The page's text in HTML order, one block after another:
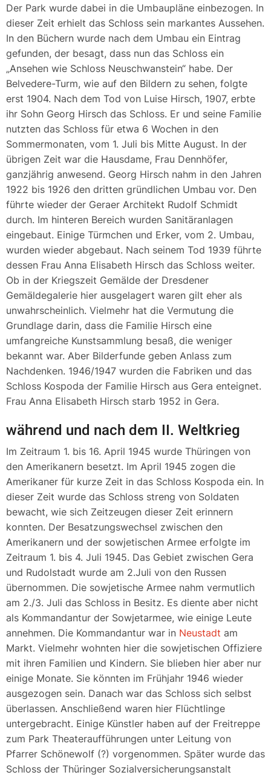
Der Park wurde dabei in die Umbaupläne einbezogen. In
dieser Zeit erhielt das Schloss sein markantes Aussehen.
In den Büchern wurde nach dem Umbau ein Eintrag
gefunden, der besagt, dass nun das Schloss ein
„Ansehen wie Schloss Neuschwanstein“ habe. Der
Belvedere-Turm, wie auf den Bildern zu sehen, folgte
erst 1904. Nach dem Tod von Luise Hirsch, 1907, erbte
ihr Sohn Georg Hirsch das Schloss. Er und seine Familie
nutzten das Schloss für etwa 6 Wochen in den
Sommermonaten, vom 1. Juli bis Mitte August. In der
übrigen Zeit war die Hausdame, Frau Dennhöfer,
ganzjährig anwesend. Georg Hirsch nahm in den Jahren
1922 bis 1926 den dritten gründlichen Umbau vor. Den
führte wieder der Geraer Architekt Rudolf Schmidt
durch. Im hinteren Bereich wurden Sanitäranlagen
eingebaut. Einige Türmchen und Erker, vom 2. Umbau,
wurden wieder abgebaut. Nach seinem Tod 1939 führte
dessen Frau Anna Elisabeth Hirsch das Schloss weiter.
Ob in der Kriegszeit Gemälde der Dresdener
Gemäldegalerie hier ausgelagert waren gilt eher als
unwahrscheinlich. Vielmehr hat die Vermutung die
Grundlage darin, dass die Familie Hirsch eine
umfangreiche Kunstsammlung besaß, die weniger
bekannt war. Aber Bilderfunde geben Anlass zum
Nachdenken. 1946/1947 wurden die Fabriken und das
Schloss Kospoda der Familie Hirsch aus Gera enteignet.
Frau Anna Elisabeth Hirsch starb 1952 in Gera.
während und nach dem II. Weltkrieg
Im Zeitraum 1. bis 16. April 1945 wurde Thüringen von
den Amerikanern besetzt. Im April 1945 zogen die
Amerikaner für kurze Zeit in das Schloss Kospoda ein. In
dieser Zeit wurde das Schloss streng von Soldaten
bewacht, wie sich Zeitzeugen dieser Zeit erinnern
konnten. Der Besatzungswechsel zwischen den
Amerikanern und der sowjetischen Armee erfolgte im
Zeitraum 1. bis 4. Juli 1945. Das Gebiet zwischen Gera
und Rudolstadt wurde am 2.Juli von den Russen
übernommen. Die sowjetische Armee nahm vermutlich
am 2./3. Juli das Schloss in Besitz. Es diente aber nicht
als Kommandantur der Sowjetarmee, wie einige Leute
annehmen. Die Kommandantur war in Neustadt am
Markt. Vielmehr wohnten hier die sowjetischen Offiziere
mit ihren Familien und Kindern. Sie blieben hier aber nur
einige Monate. Sie könnten im Frühjahr 1946 wieder
ausgezogen sein. Danach war das Schloss sich selbst
überlassen. Anschließend waren hier Flüchtlinge
untergebracht. Einige Künstler haben auf der Freitreppe
zum Park Theateraufführungen unter Leitung von
Pfarrer Schönewolf (?) vorgenommen. Später wurde das
Schloss der Thüringer Sozialversicherungsanstalt